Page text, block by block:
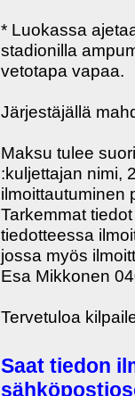
* Luokassa
stadionilla
vetotapa vapaa.
Järjestäjällä
Maksu tulee
:kuljettajan nimi,
ilmoittautuminen
Tarkemmat
tiedotteessa
jossa myös
Esa Mikkonen
Tervetuloa
Saat tiedon